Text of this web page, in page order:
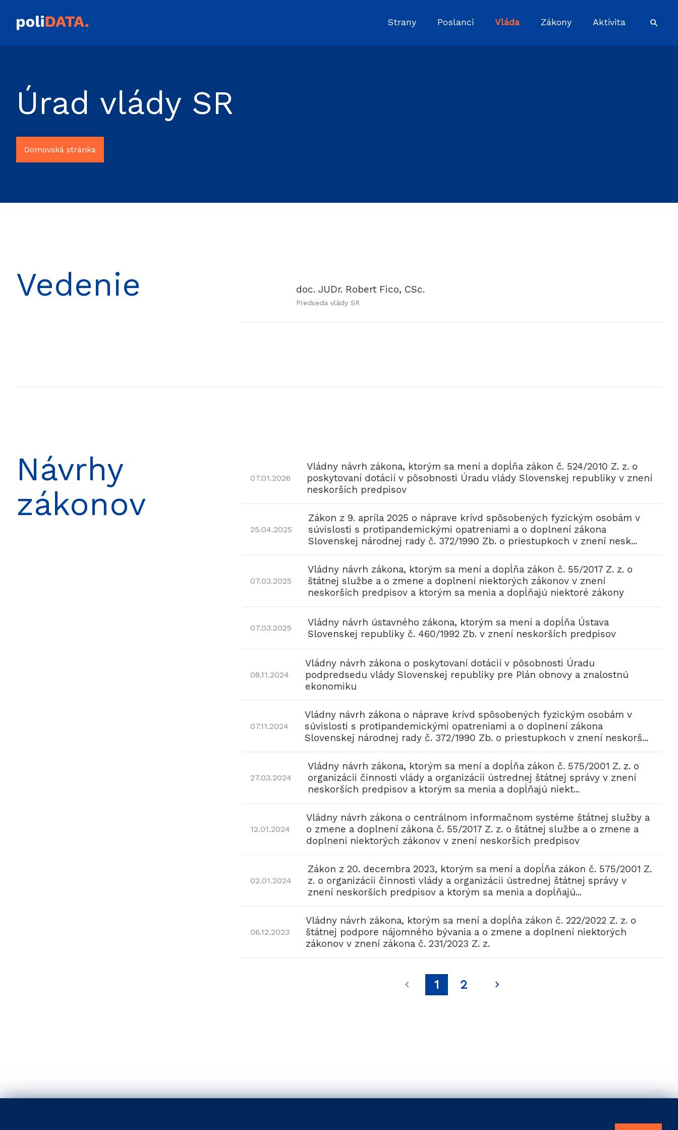
Strany Poslanci Vláda Zákony Aktivita
Úrad vlády SR
Domovská stránka
Vedenie doc. JUDr. Robert Fico, CSc.
Predseda vlády SR
Návrhy
zákonov
07.01.2026
Vládny návrh zákona, ktorým sa mení a dopĺňa zákon č. 524/2010 Z. z. o
poskytovaní dotácií v pôsobnosti Úradu vlády Slovenskej republiky v znení
neskorších predpisov
25.04.2025
Zákon z 9. apríla 2025 o náprave krívd spôsobených fyzickým osobám v
súvislosti s protipandemickými opatreniami a o doplnení zákona
Slovenskej národnej rady č. 372/1990 Zb. o priestupkoch v znení nesk...
07.03.2025
Vládny návrh zákona, ktorým sa mení a dopĺňa zákon č. 55/2017 Z. z. o
štátnej službe a o zmene a doplnení niektorých zákonov v znení
neskorších predpisov a ktorým sa menia a dopĺňajú niektoré zákony
07.03.2025
Vládny návrh ústavného zákona, ktorým sa mení a dopĺňa Ústava
Slovenskej republiky č. 460/1992 Zb. v znení neskorších predpisov
08.11.2024
Vládny návrh zákona o poskytovaní dotácií v pôsobnosti Úradu
podpredsedu vlády Slovenskej republiky pre Plán obnovy a znalostnú
ekonomiku
07.11.2024
Vládny návrh zákona o náprave krívd spôsobených fyzickým osobám v
súvislosti s protipandemickými opatreniami a o doplnení zákona
Slovenskej národnej rady č. 372/1990 Zb. o priestupkoch v znení neskorš...
27.03.2024
Vládny návrh zákona, ktorým sa mení a dopĺňa zákon č. 575/2001 Z. z. o
organizácii činnosti vlády a organizácii ústrednej štátnej správy v znení
neskorších predpisov a ktorým sa menia a dopĺňajú niekt...
12.01.2024
Vládny návrh zákona o centrálnom informačnom systéme štátnej služby a
o zmene a doplnení zákona č. 55/2017 Z. z. o štátnej službe a o zmene a
doplnení niektorých zákonov v znení neskorších predpisov
02.01.2024
Zákon z 20. decembra 2023, ktorým sa mení a dopĺňa zákon č. 575/2001 Z.
z. o organizácii činnosti vlády a organizácii ústrednej štátnej správy v
znení neskorších predpisov a ktorým sa menia a dopĺňajú...
06.12.2023
Vládny návrh zákona, ktorým sa mení a dopĺňa zákon č. 222/2022 Z. z. o
štátnej podpore nájomného bývania a o zmene a doplnení niektorých
zákonov v znení zákona č. 231/2023 Z. z.
1 2